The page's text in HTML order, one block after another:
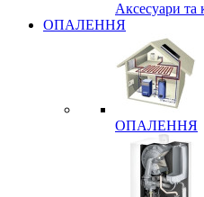
Аксесуари та
ОПАЛЕННЯ
ОПАЛЕННЯ